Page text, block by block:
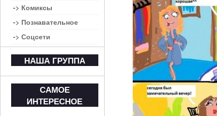
-> Комиксы
-> Познавательное
-> Соцсети
НАША ГРУППА
САМОЕ
ИНТЕРЕСНОЕ